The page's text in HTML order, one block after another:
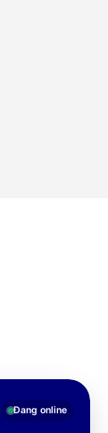
Đang online